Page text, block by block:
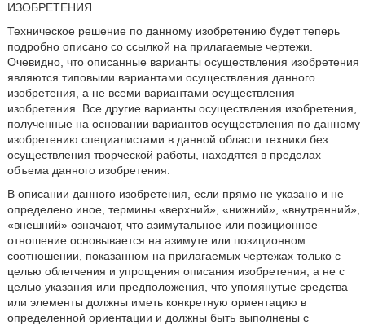
ИЗОБРЕТЕНИЯ
Техническое решение по данному изобретению будет теперь
подробно описано со ссылкой на прилагаемые чертежи.
Очевидно, что описанные варианты осуществления изобретения
являются типовыми вариантами осуществления данного
изобретения, а не всеми вариантами осуществления
изобретения. Все другие варианты осуществления изобретения,
полученные на основании вариантов осуществления по данному
изобретению специалистами в данной области техники без
осуществления творческой работы, находятся в пределах
объема данного изобретения.
В описании данного изобретения, если прямо не указано и не
определено иное, термины «верхний», «нижний», «внутренний»,
«внешний» означают, что азимутальное или позиционное
отношение основывается на азимуте или позиционном
соотношении, показанном на прилагаемых чертежах только с
целью облегчения и упрощения описания изобретения, а не с
целью указания или предположения, что упомянутые средства
или элементы должны иметь конкретную ориентацию в
определенной ориентации и должны быть выполнены с